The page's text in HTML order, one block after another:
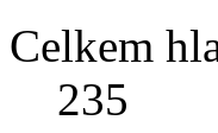
Celkem
235